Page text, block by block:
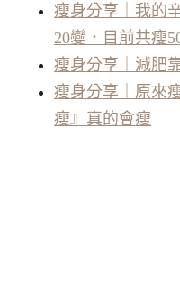
瘦身分享｜我的
20變．目前共瘦
瘦身分享｜減肥
瘦身分享｜原來
瘦』真的會瘦